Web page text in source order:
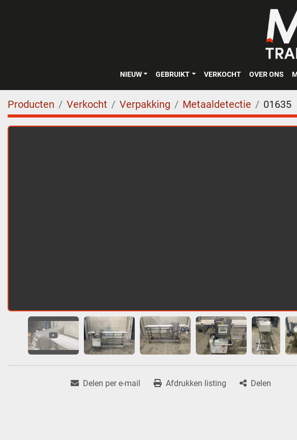
NIEUW GEBRUIKT VERKOCHT OVER ONS
Producten Verkocht Verpakking Metaaldetectie 01635
Delen per e-mail Afdrukken listing Delen